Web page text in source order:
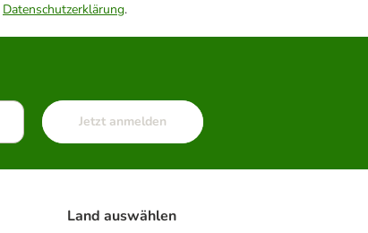
Datenschutzerklärung.
Jetzt anmelden
Land auswählen